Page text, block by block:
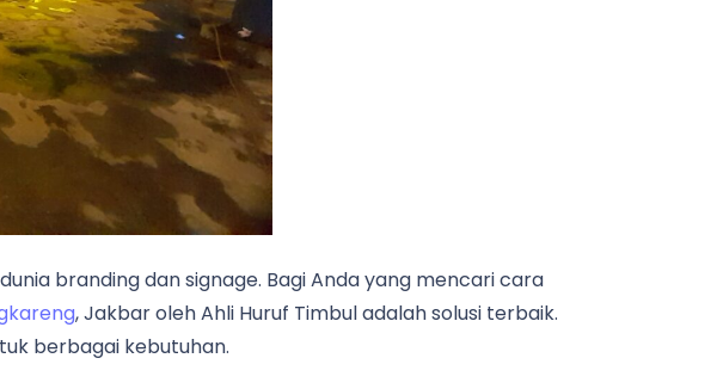
branding dan signage. Bagi Anda yang mencari cara
, Jakbar oleh Ahli Huruf Timbul adalah solusi terbaik.
berbagai kebutuhan.